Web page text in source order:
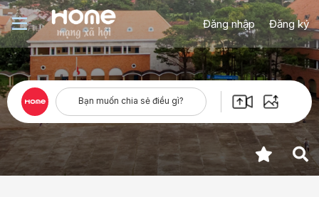
Đăng nhập Đăng ký
Bạn muốn chia sẻ điều gì?